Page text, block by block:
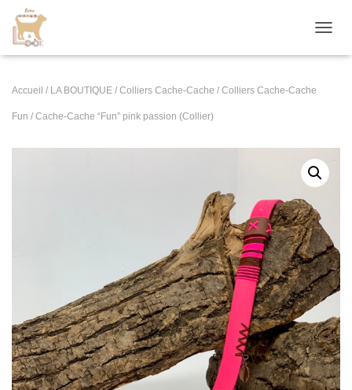
É
A
N
G
A
T
I
O
Accueil / LA BOUTIQUE / Colliers Cache-Cache / Colliers Cache-Cache
Fun / Cache-Cache “Fun” pink passion (Collier)